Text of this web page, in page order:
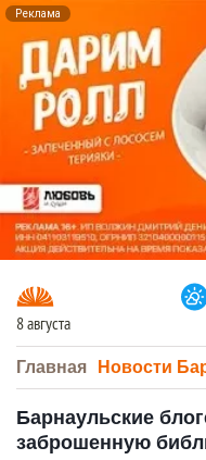
Реклама
8 августа
Главная Новости
Барнаульские
заброшенную